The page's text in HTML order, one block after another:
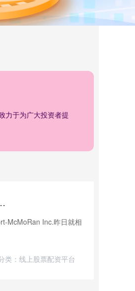
力于为广大投资者提
紧张的市场雪上加霜
McMoRan Inc.昨日就相
类： 线上股票配资平台